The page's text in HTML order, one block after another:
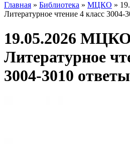
Главная » Библиотека » МЦКО »
Литературное чтение 4 класс 3004-
19.05.2026
Литературное
3004-3010